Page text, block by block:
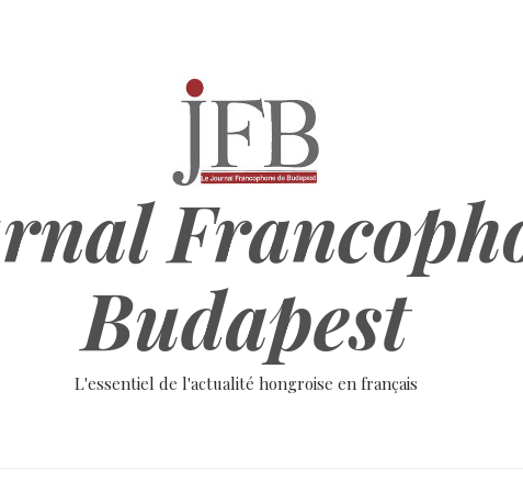
Budapest
L'essentiel de l'actualité hongroise en français